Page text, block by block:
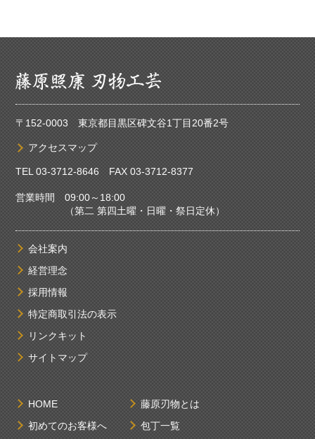
〒152-0003 東京都目黒区碑文谷1丁目20番2号
アクセスマップ
TEL03-3712-8646FAX 03-3712-8377
営業時間 09:00～18:00
（第二 第四土曜・日曜・祭日定休）
会社案内
経営理念
採用情報
特定商取引法の表示
リンクキット
サイトマップ
HOME
初めてのお客様へ
藤原刃物とは
包丁一覧